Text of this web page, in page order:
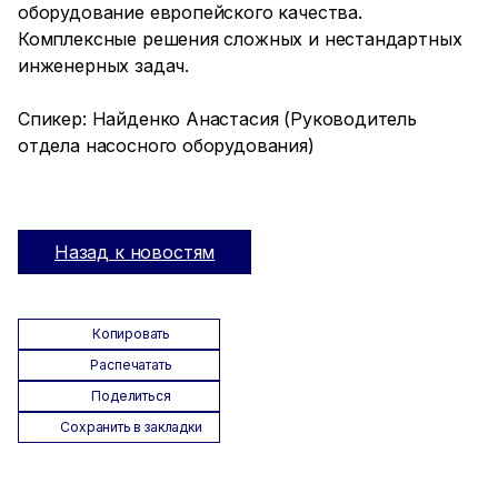
оборудование европейского качества.
Комплексные решения сложных и нестандартных
инженерных задач.
Спикер: Найденко Анастасия (Руководитель
отдела насосного оборудования)
Назад к новостям
Копировать
Распечатать
Поделиться
Сохранить в закладки